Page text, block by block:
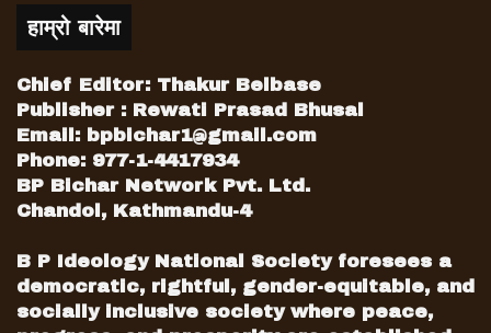
भएका छन्, भनिएअनुसार काम नभएको छ, तर पनि
जागरण अभियानले गति लिएको छ, विस्तारै यसले अझै
एकमहिना जिल्लामै रहेर स्थानीय कार्यकर्ताहरुसँग
छलफल चलाउने बताएको कांग्रेसका केन्द्रीय
प्रतिनिधिहरु काठमाडौँ फर्किएको समयमा प्रवक्ता शर्मा
भन्छन्,‘हामीले निर्धारण गरेको कार्यक्रम एक महिनाका
लागि हो, स्थानीय स्तरमा, क्षेत्रीय स्तरमा कार्यक्रमहरु
भ्रष्टाचार लगाएतका कार्यक्रमहरु कसैले ३० दिनमा
नसकेर ४र५ दिन अरु थप्न पनि सक्नुहन्छ, कतिपयले
२० दिनमै पनि सक्नुहोला । तर कुनै प्रतिनिधिले
हाम्रो बारेमा
Chief Editor: Thakur Belbase
Publisher : Rewati Prasad Bhusal
Email: bpbichar1@gmail.com
Phone: 977-1-4417934
BP Bichar Network Pvt. Ltd.
Chandol, Kathmandu-4
B P Ideology National Society foresees a
democratic, rightful, gender-equitable, and
socially inclusive society where peace,